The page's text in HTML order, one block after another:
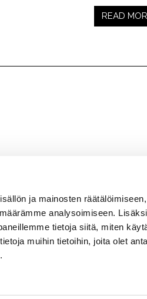
ja mainosten
analysoimiseen.
tietoja siitä, miten
muihin tietoihin, joita olet
READ